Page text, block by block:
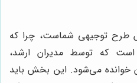
طرح توجیهی شماست، چرا که
که توسط مدیران ارشد،
خوانده می‌شود. این بخش باید